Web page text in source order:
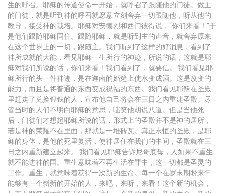
生的呼召。耶稣的传道使命一开始，就呼召了跟随他的门徒。做主
的门徒，就是听到神的呼召就愿意立刻舍弃一切跟随他，听从他的
教导，接受神的栽培。耶稣对安德烈和西门彼得说，“你们来看！”于
是他们跟随耶稣同住。跟随耶稣，就是听到主的声音，就舍弃原来
在这个世界上的一切，跟随主。我们听到了这样的好消息，看到了
神所成就的大能，看见耶稣一生所行的神迹，所说的话，这就是耶
稣对我们所说的话，你们来看！我们看到了，就要信。 我们看见耶
稣所行的头一件神迹，是在迦南的婚筵上使水变成酒。这是改变的
能力，而且是将普通的东西变成祝福的东西。我们看见耶稣在圣殿
里赶走了兑换银钱的人，宣布他自己将会在三日之内重建圣殿。尽
管当时的人们不明白耶稣的意思，嗤笑他胡说八道。但是当他死
后，门徒们才想起耶稣所说的话，形式上的圣殿并不是神的居所，
若是神的荣耀不在里面，那就是一堆砖瓦。真正永恒的圣殿，是耶
稣的身体，是他的死里复活，使神居住在我们的中间，圣殿就在三
日之内重新建立起来。 我们看见耶稣告诉尼哥底母，人如果不重生
就不能进神的国。重生意味着不再生活在罪中，这一切都是圣灵的
工作。重生，就意味着获得一次新的生命。每一个在岁末期盼来年
能够有一个崭新的开始的人，来吧，来听，来看！这个新的机会，